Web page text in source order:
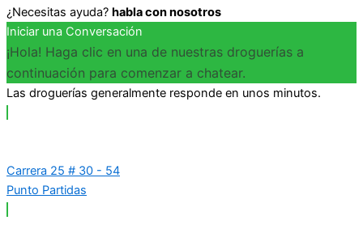
¿Necesitas ayuda? habla con nosotros
Iniciar una Conversación
¡Hola! Haga clic en una de nuestras droguerías a
continuación para comenzar a chatear.
Las droguerías generalmente responde en unos minutos.
Carrera 25 # 30 - 54
Punto Partidas